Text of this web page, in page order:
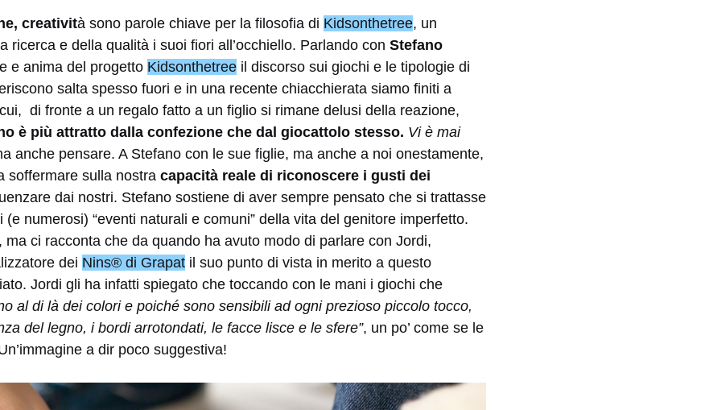
creatività sono parole chiave per la filosofia di Kidsonthetree, un
ricerca e della qualità i suoi fiori all’occhiello. Parlando con Stefano
e anima del progetto Kidsonthetree il discorso sui giochi e le tipologie di
salta spesso fuori e in una recente chiacchierata siamo finiti a
di fronte a un regalo fatto a un figlio si rimane delusi della reazione,
è più attratto dalla confezione che dal giocattolo stesso. Vi è mai
anche pensare. A Stefano con le sue figlie, ma anche a noi onestamente,
soffermare sulla nostra capacità reale di riconoscere i gusti dei
dai nostri. Stefano sostiene di aver sempre pensato che si trattasse
numerosi) “eventi naturali e comuni” della vita del genitore imperfetto.
ma ci racconta che da quando ha avuto modo di parlare con Jordi,
dei Nins® di Grapat il suo punto di vista in merito a questo
Jordi gli ha infatti spiegato che toccando con le mani i giochi che
al di là dei colori e poiché sono sensibili ad ogni prezioso piccolo tocco,
del legno, i bordi arrotondati, le facce lisce e le sfere”, un po’ come se le
a dir poco suggestiva!